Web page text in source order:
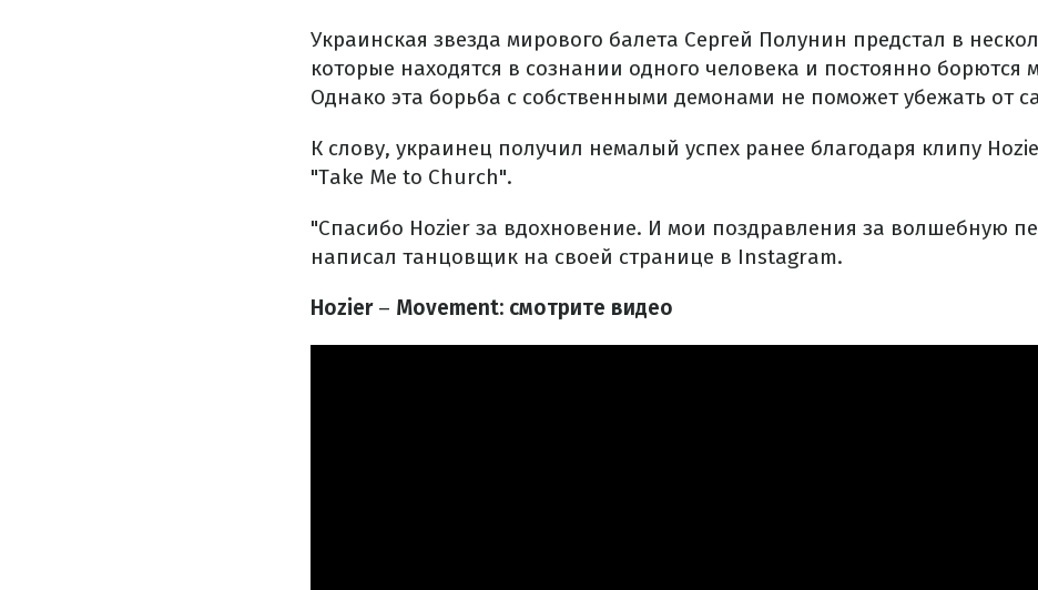
Украинская звезда мирового балета Сергей Полунин предстал в
которые находятся в сознании одного человека и постоянно борются
Однако эта борьба с собственными демонами не поможет убежать от
К слову, украинец получил немалый успех ранее благодаря клипу
"Take Me to Church".
"Спасибо Hozier за вдохновение. И мои поздравления за волшебную
написал танцовщик на своей странице в Instagram.
Hozier – Movement: смотрите видео